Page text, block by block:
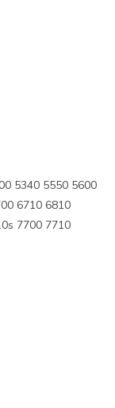
5340 5550 5600
6710 6810
7700 7710